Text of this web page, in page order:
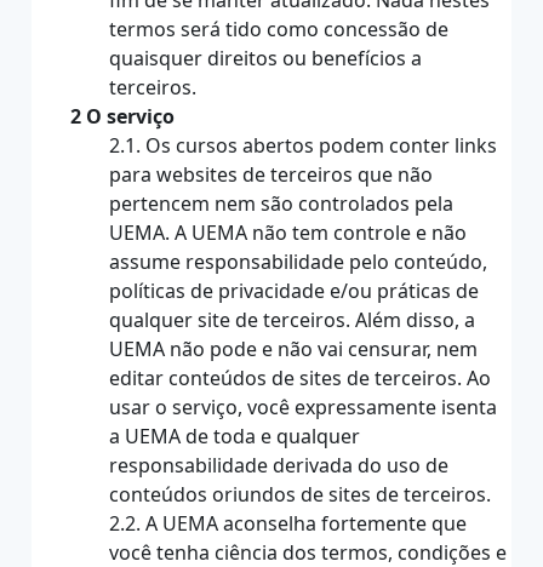
termos será tido como concessão de
quaisquer direitos ou benefícios a
terceiros.
2 O serviço
2.1. Os cursos abertos podem conter links
para websites de terceiros que não
pertencem nem são controlados pela
UEMA. A UEMA não tem controle e não
assume responsabilidade pelo conteúdo,
políticas de privacidade e/ou práticas de
qualquer site de terceiros. Além disso, a
UEMA não pode e não vai censurar, nem
editar conteúdos de sites de terceiros. Ao
usar o serviço, você expressamente isenta
a UEMA de toda e qualquer
responsabilidade derivada do uso de
conteúdos oriundos de sites de terceiros.
2.2. A UEMA aconselha fortemente que
você tenha ciência dos termos, condições e